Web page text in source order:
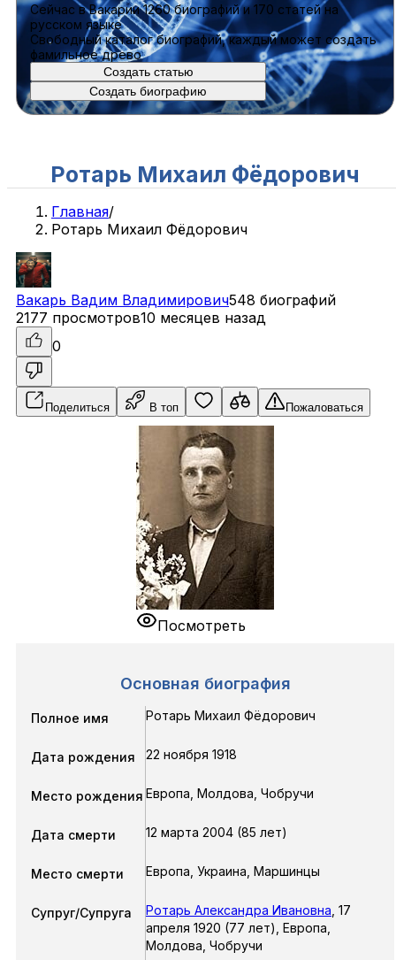
Cейчас в Вакарии1260 биографийи170 статейна
русском языке
Свободный каталог биографий, каждый может создать
фамильное древо
Создать статью
Создать биографию
Ротарь Михаил Фёдорович
Главная/
Ротарь Михаил Фёдорович
Вакарь Вадим Владимирович548 биографий
2177 просмотров10 месяцев назад
0
Поделиться В топ Пожаловаться
Посмотреть
Основная биография
Полное имя Ротарь Михаил Фёдорович
Дата рождения 22 ноября 1918
Место рождения Европа, Молдова, Чобручи
Дата смерти 12 марта 2004 (85 лет)
Место смерти Европа, Украина, Маршинцы
Супруг/Супруга Ротарь Александра Ивановна 17
апреля 1920 (77 лет), Европа,
Молдова, Чобручи